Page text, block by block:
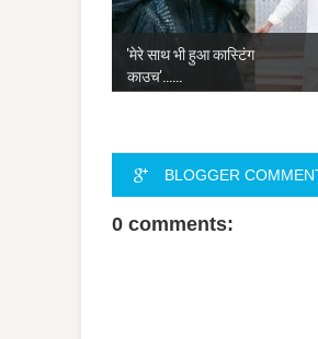
'मेरे साथ भी हुआ कास्टिंग
काउच'......
BLOGGER
0 comments: